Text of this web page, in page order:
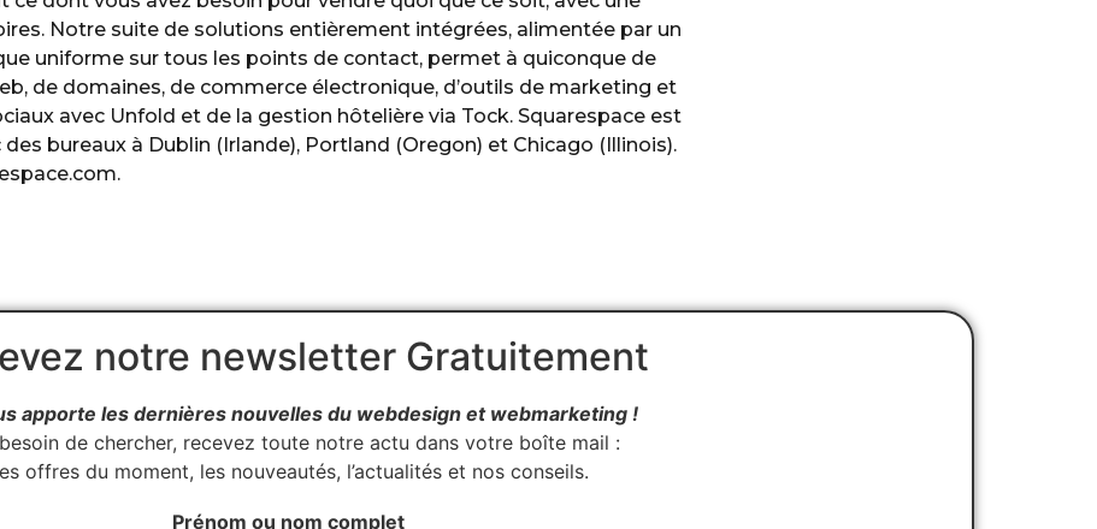
Notre suite de solutions entièrement intégrées, alimentée par un
uniforme sur tous les points de contact, permet à quiconque de
de domaines, de commerce électronique, d’outils de marketing et
avec Unfold et de la gestion hôtelière via Tock. Squarespace est
bureaux à Dublin (Irlande), Portland (Oregon) et Chicago (Illinois).
notre newsletter Gratuitement
apporte les dernières nouvelles du webdesign et webmarketing !
de chercher, recevez toute notre actu dans votre boîte mail :
offres du moment, les nouveautés, l’actualités et nos conseils.
Prénom ou nom complet